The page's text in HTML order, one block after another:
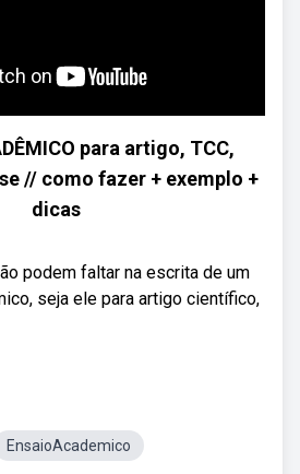
para artigo, TCC,
// como fazer + exemplo +
dicas
podem faltar na escrita de um
seja ele para artigo científico,
EnsaioAcademico